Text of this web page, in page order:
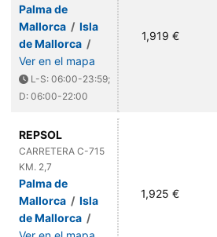
Palma de
Mallorca / Isla
de Mallorca /
Ver en el mapa
L-S: 06:00-23:59;
D: 06:00-22:00
1,919 €
REPSOL
CARRETERA C-715
KM. 2,7
Palma de
Mallorca / Isla
de Mallorca /
1,925 €